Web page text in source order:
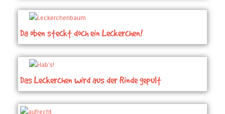
Da oben steckt doch ein Leckerchen!
Das Leckerchen wird aus der Rinde gepult